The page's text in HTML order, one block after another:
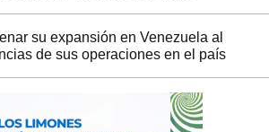
su expansión en Venezuela al
de sus operaciones en el país